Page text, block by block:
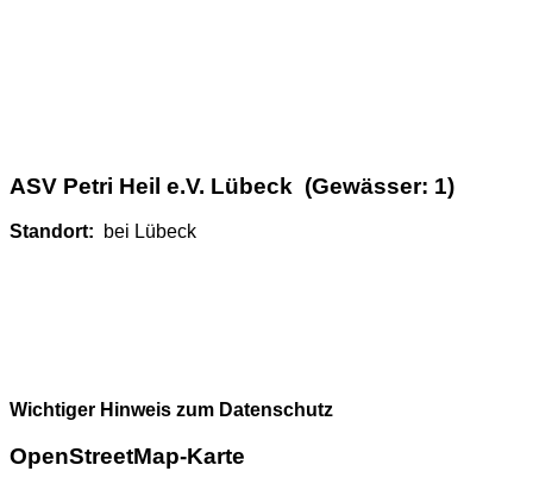
ASV Petri Heil e.V. Lübeck (Gewässer: 1)
Standort: bei Lübeck
Wichtiger Hinweis zum Datenschutz
OpenStreetMap-Karte